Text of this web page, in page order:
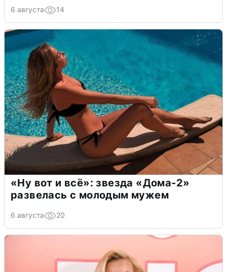
6 августа 14
«Ну вот и всё»: звезда «Дома-2»
развелась с молодым мужем
6 августа 20